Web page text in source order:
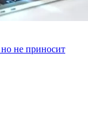
не приносит